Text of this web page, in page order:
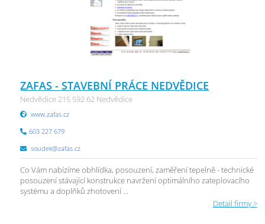
ZAFAS - STAVEBNÍ PRÁCE NEDVĚDICE
Nedvědice 215 592 62 Nedvědice
www.zafas.cz
603 227 679
soudek@zafas.cz
Co Vám nabízíme obhlídka, posouzení, zaměření tepelně - technické
posouzení stávající konstrukce navržení optimálního zateplovacího
systému a doplňků zhotovení ...
Detail firmy >